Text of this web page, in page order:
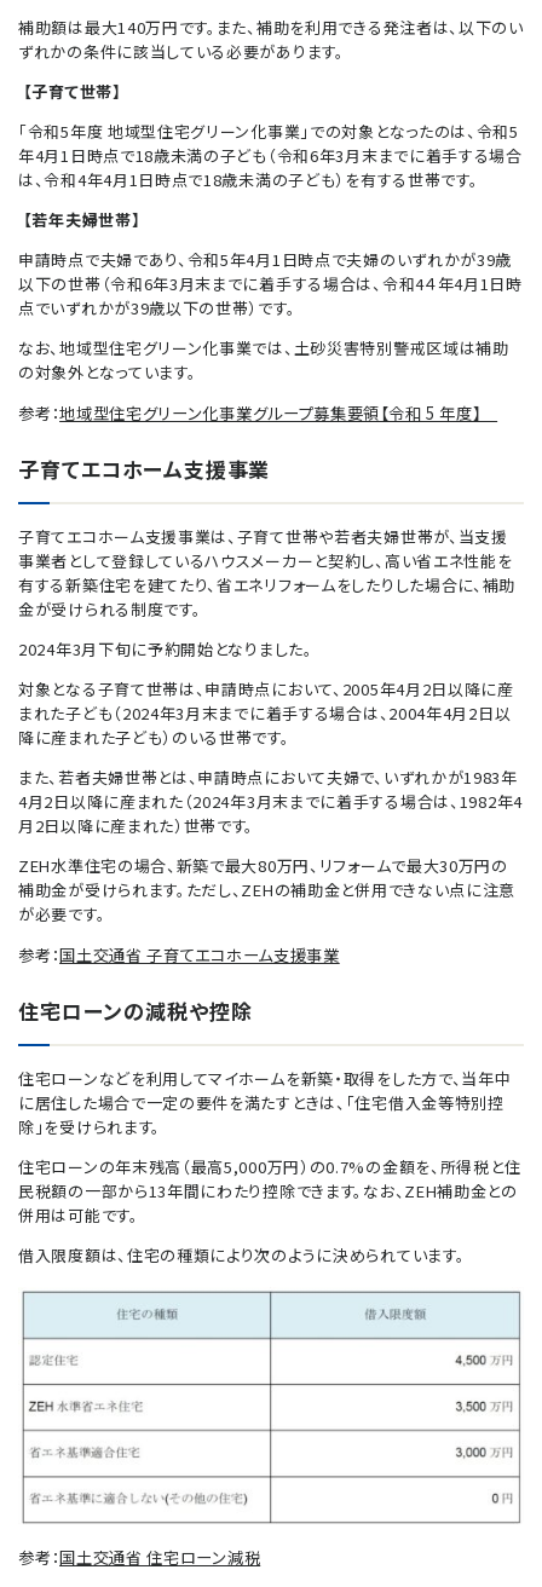
補助額は最大140万円です。また、補助を利用できる発注者は、以下のい
ずれかの条件に該当している必要があります。
【子育て世帯】
「令和5年度 地域型住宅グリーン化事業」での対象となったのは、令和5
年4月1日時点で18歳未満の子ども（令和6年3月末までに着手する場合
は、令和4年4月1日時点で18歳未満の子ども）を有する世帯です。
【若年夫婦世帯】
申請時点で夫婦であり、令和5年4月1日時点で夫婦のいずれかが39歳
以下の世帯（令和6年3月末までに着手する場合は、令和4４年4月1日時
点でいずれかが39歳以下の世帯）です。
なお、地域型住宅グリーン化事業では、土砂災害特別警戒区域は補助
の対象外となっています。
参考：地域型住宅グリーン化事業グループ募集要領【令和 5 年度】
子育てエコホーム支援事業
子育てエコホーム支援事業は、子育て世帯や若者夫婦世帯が、当支援
事業者として登録しているハウスメーカーと契約し、高い省エネ性能を
有する新築住宅を建てたり、省エネリフォームをしたりした場合に、補助
金が受けられる制度です。
2024年3月下旬に予約開始となりました。
対象となる子育て世帯は、申請時点において、2005年4月2日以降に産
まれた子ども（2024年3月末までに着手する場合は、2004年4月2日以
降に産まれた子ども）のいる世帯です。
また、若者夫婦世帯とは、申請時点において夫婦で、いずれかが1983年
4月2日以降に産まれた（2024年3月末までに着手する場合は、1982年4
月2日以降に産まれた）世帯です。
ZEH水準住宅の場合、新築で最大80万円、リフォームで最大30万円の
補助金が受けられます。ただし、ZEHの補助金と併用できない点に注意
が必要です。
参考：国土交通省 子育てエコホーム支援事業
住宅ローンの減税や控除
住宅ローンなどを利用してマイホームを新築・取得をした方で、当年中
に居住した場合で一定の要件を満たすときは、「住宅借入金等特別控
除」を受けられます。
住宅ローンの年末残高（最高5,000万円）の0.7%の金額を、所得税と住
民税額の一部から13年間にわたり控除できます。なお、ZEH補助金との
併用は可能です。
借入限度額は、住宅の種類により次のように決められています。
参考：国土交通省 住宅ローン減税